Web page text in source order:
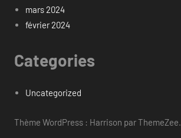
mars 2024
février 2024
Categories
Uncategorized
Thème WordPress : Harrison par ThemeZee.